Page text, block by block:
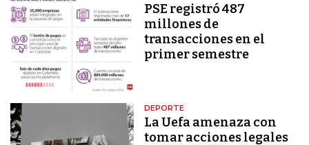
PSE registró 487
millones de
transacciones en el
primer semestre
DEPORTE
La Uefa amenaza con
tomar acciones legales